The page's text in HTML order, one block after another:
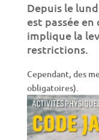
Depuis le
est passée en
implique la
restrictions.
Cependant, des
obligatoires).